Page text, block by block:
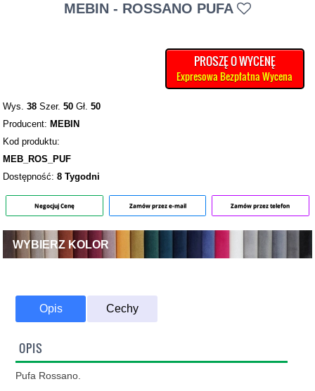
MEBIN - ROSSANO PUFA
PROSZĘ O WYCENĘ
Expresowa Bezpłatna Wycena
Wys.38 Szer.50 Gł.50
Producent: MEBIN
Kod produktu:
MEB_ROS_PUF
Dostępność:8 Tygodni
Negocjuj Cenę Zamów przez e-mail Zamów przez telefon
WYBIERZ KOLOR
Opis Cechy
OPIS
Pufa Rossano.